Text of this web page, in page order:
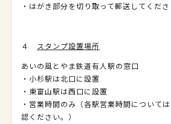
・はがき部分を切り取って郵送してくださ
４ スタンプ設置場所
あいの風とやま鉄道有人駅の窓口
・小杉駅は北口に設置
・東富山駅は西口に設置
・営業時間のみ（各駅営業時間については
認ください。）